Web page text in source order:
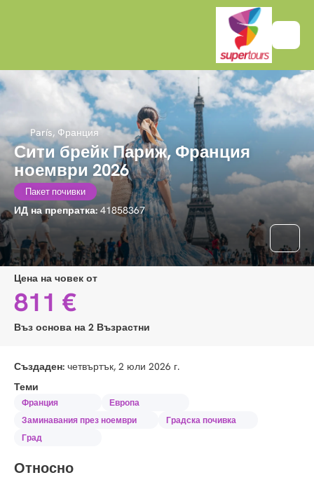
París, Франция
Сити брейк Париж, Франция
ноември 2026
Пакет почивки
ИД на препратка: 41858367
цена на човек от
811 €
Въз основа на 2 Възрастни
Създаден: четвъртък, 2 юли 2026 г.
Теми
Франция
Европа
Заминавания през ноември
Градска почивка
Град
Относно